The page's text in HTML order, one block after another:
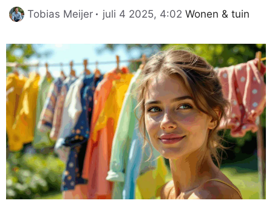
Tobias Meijer juli 4 2025, 4:02 Categorieën
Wonen & tuin